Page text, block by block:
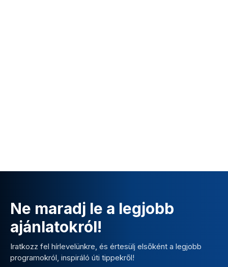
Ne maradj le a legjobb
ajánlatokról!
Iratkozz fel hírlevelünkre, és értesülj elsőként a legjobb
programokról, inspiráló úti tippekről!